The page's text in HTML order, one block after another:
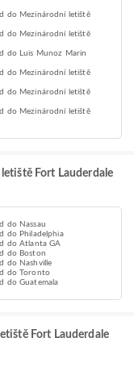
do Mezinárodní letiště
do Mezinárodní letiště
do Luis Munoz Marin
do Mezinárodní letiště
do Mezinárodní letiště
do Mezinárodní letiště
Fort Lauderdale
do Nassau
do Philadelphia
do Atlanta GA
do Boston
do Nashville
do Toronto
do Guatemala
Fort Lauderdale